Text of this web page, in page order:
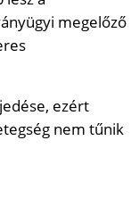
megelőző
ezért
nem tűnik